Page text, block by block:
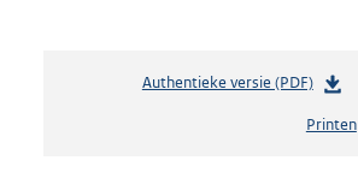
Authentieke versie (PDF)b
s
Printen